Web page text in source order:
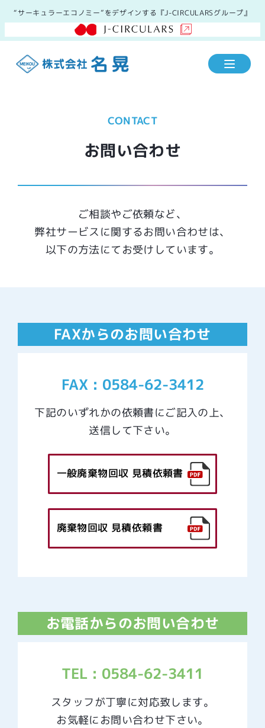
“サーキュラーエコノミー”をデザインする『J-CIRCULARSグループ』
CONTACT
お問い合わせ
ご相談やご依頼など、
弊社サービスに関するお問い合わせは、
以下の方法にてお受けしています。
FAXからのお問い合わせ
FAX : 0584-62-3412
下記のいずれかの依頼書にご記入の上、
送信して下さい。
一般廃棄物回収 見積依頼書
廃棄物回収 見積依頼書
お電話からのお問い合わせ
TEL : 0584-62-3411
スタッフが丁寧に対応致します。
お気軽にお問い合わせ下さい。